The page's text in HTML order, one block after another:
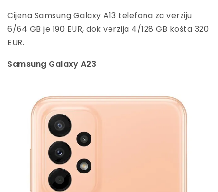
Cijena Samsung Galaxy A13 telefona za verziju
6/64 GB je 190 EUR, dok verzija 4/128 GB košta 320
EUR.
Samsung Galaxy A23